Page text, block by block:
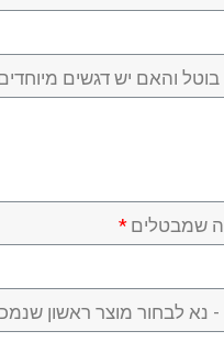
והאם יש דגשים
שמבטלים
נא לבחור מוצר ראשון